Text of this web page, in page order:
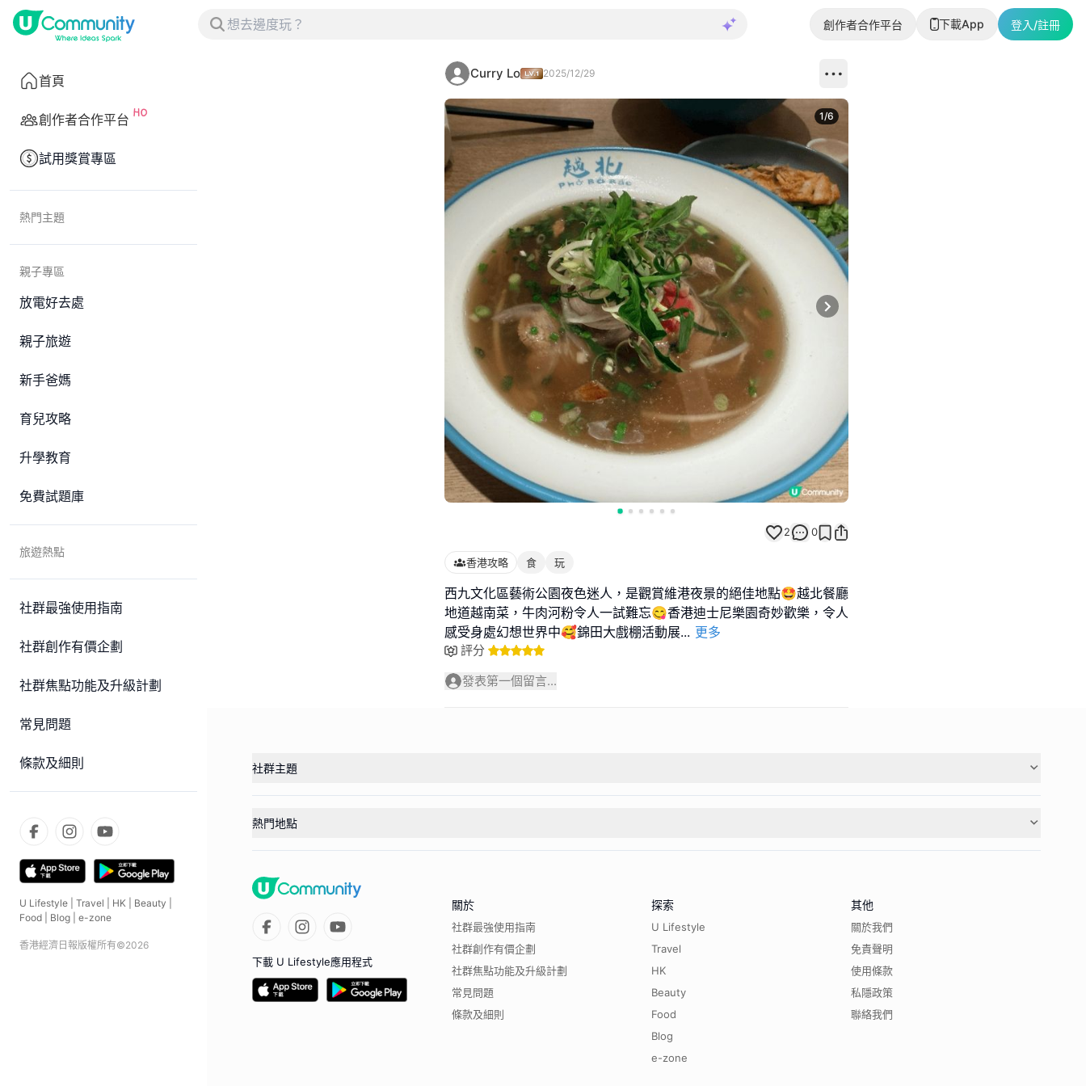
創作者合作平台 下載App 登入/註冊
首頁
創作者合作平台
試用獎賞專區
熱門主題
親子專區
放電好去處
親子旅遊
新手爸媽
育兒攻略
升學教育
免費試題庫
旅遊熱點
社群最強使用指南
社群創作有價企劃
社群焦點功能及升級計劃
常見問題
條款及細則
U Lifestyle Travel HK Beauty
Food
Blog e-zone
香港經濟日報版權所有©2026
Curry Lo 2025/12/29
Next slide
1/6
2 0
香港攻略 食 玩
西九文化區藝術公園夜色迷人，是觀賞維港夜景的絕佳地點🤩越北餐廳
地道越南菜，牛肉河粉令人一試難忘😋香港迪士尼樂園奇妙歡樂，令人
感受身處幻想世界中🥰錦田大戲棚活動展... 更多
評分
發表第一個留言...
社群主題
熱門地點
下載 U Lifestyle應用程式
關於
社群最強使用指南
社群創作有價企劃
社群焦點功能及升級計劃
常見問題
條款及細則
探索
U Lifestyle
Travel
HK
Beauty
Food
Blog
e-zone
其他
關於我們
免責聲明
使用條款
私隱政策
聯絡我們